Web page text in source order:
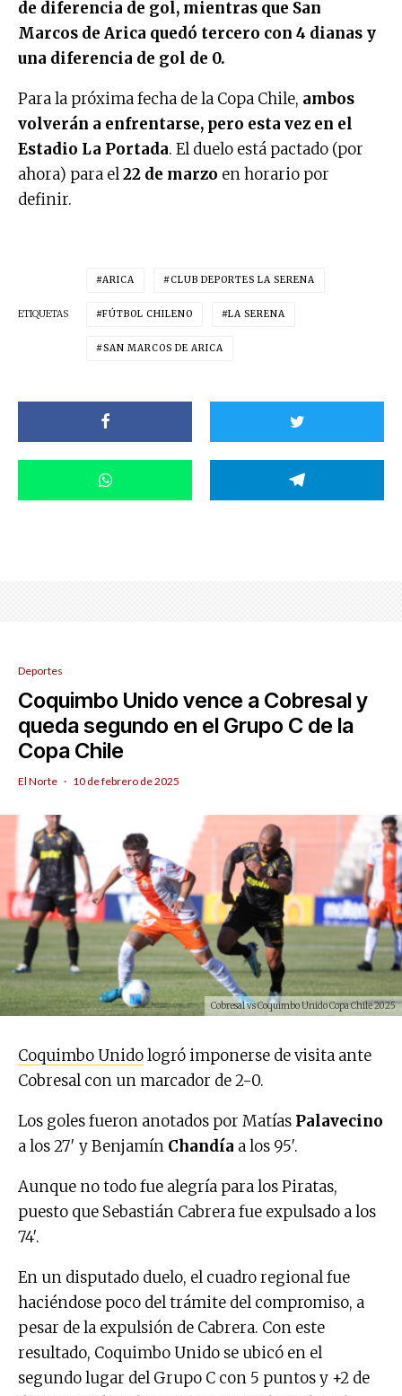
de diferencia de gol, mientras que San
Marcos de Arica quedó tercero con 4 dianas y
una diferencia de gol de 0.
Para la próxima fecha de la Copa Chile, ambos
volverán a enfrentarse, pero esta vez en el
Estadio La Portada. El duelo está pactado (por
ahora) para el22 de marzo en horario por
definir.
ETIQUETAS
ARICA CLUB DEPORTES LA SERENA
FÚTBOL CHILENO LA SERENA
SAN MARCOS DE ARICA
Deportes
Coquimbo Unido vence a Cobresal y
queda segundo en el Grupo C de la
Copa Chile
El Norte · 10 de febrero de 2025
Cobresal vs Coquimbo Unido Copa Chile 2025
Coquimbo Unidologró imponerse de visita ante
Cobresal con un marcador de 2-0.
Los goles fueron anotados por Matías Palavecino
a los 27′ y Benjamín Chandía a los 95′.
Aunque no todo fue alegría para los Piratas,
puesto que Sebastián Cabrera fue expulsado a los
74′.
En un disputado duelo, el cuadro regional fue
haciéndose poco del trámite del compromiso, a
pesar de la expulsión de Cabrera. Con este
resultado, Coquimbo Unido se ubicó en el
segundo lugar del Grupo C con 5 puntos y +2 de